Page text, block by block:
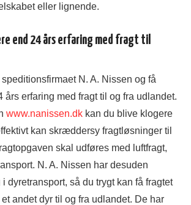
eller lignende.
end 24 års erfaring med fragt til
N. A. Nissen og få
erfaring med fragt til og fra udlandet.
www.nanissen.dk kan du blive klogere
kan skræddersy fragtløsninger til
skal udføres med luftfragt,
N. A. Nissen har desuden
dyretransport, så du trygt kan få fragtet
andet dyr til og fra udlandet. De har